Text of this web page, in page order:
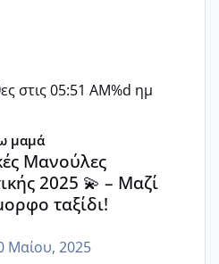
στις 05:51 AM%d ημ
2025 💫 – Μαζί
μαμά
Μανούλες
2025 💫 – Μαζί
ταξίδι!
Μαίου, 2025